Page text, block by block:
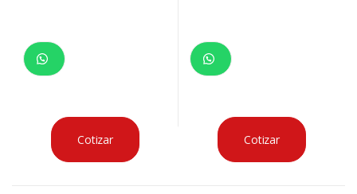
Cotizar Cotizar